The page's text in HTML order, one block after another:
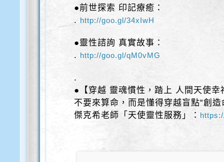
●前世探索 印記療癒：
. http://goo.gl/34xIwH
●靈性諮詢 真實故事：
. http://goo.gl/qM0vMG
.
●【穿越 靈魂慣性，踏上 人間天使幸
不要來算命，而是懂得穿越盲點“創造
傑克希老師「天使靈性服務」：